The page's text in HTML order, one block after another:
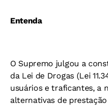
Entenda
O Supremo julgou a
da Lei de Drogas (Lei
usuários e traficantes, a
alternativas de